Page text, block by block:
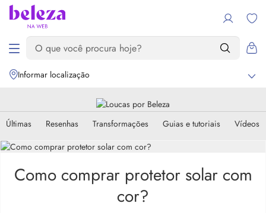
Informar localização
Últimas Resenhas Transformações Guias e tutoriais Vídeos
Como comprar protetor solar com
cor?